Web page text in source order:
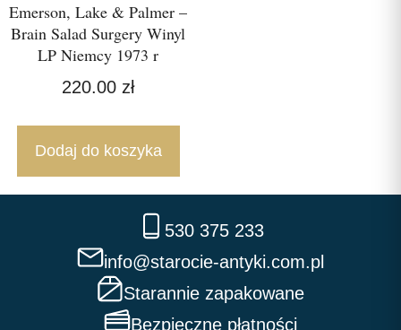
Emerson, Lake & Palmer –
Brain Salad Surgery Winyl
LP Niemcy 1973 r
220.00 zł
Dodaj do koszyka
530 375 233
info@starocie-antyki.com.pl
Starannie zapakowane
Bezpieczne płatności